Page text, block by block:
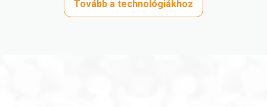
Tovább a technológiákhoz